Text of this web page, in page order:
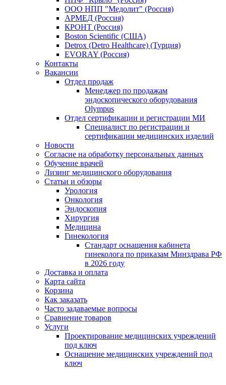
ООО НПП "Медолит" (Россия)
АРМЕД (Россия)
КРОНТ (Россия)
Boston Scientific (США)
Detrox (Detro Healthcare) (Турция)
EVORAY (Россия)
Контакты
Вакансии
Отдел продаж
Менеджер по продажам
эндоскопического оборудования
Olympus
Отдел сертификации и регистрации МИ
Специалист по регистрации и
сертификации медицинских изделий
Новости
Согласие на обработку персональных данных
Обучение врачей
Лизинг медицинского оборудования
Статьи и обзоры
Урология
Онкология
Эндоскопия
Хирургия
Медицина
Гинекология
Стандарт оснащения кабинета
гинеколога по приказам Минздрава РФ
в 2026 году
Доставка и оплата
Карта сайта
Корзина
Как заказать
Часто задаваемые вопросы
Сравнение товаров
Услуги
Проектирование медицинских учреждений
под ключ
Оснащение медицинских учреждений под
ключ